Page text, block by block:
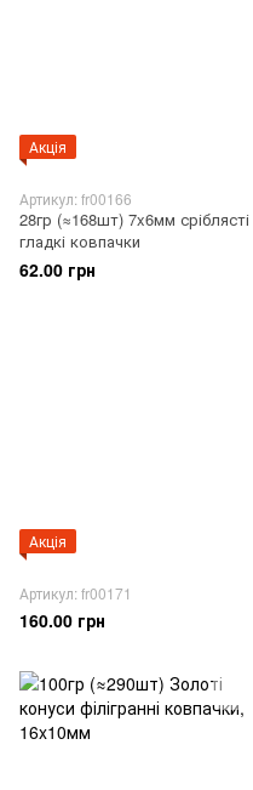
Акція
Артикул: fr00166
28гр (≈168шт) 7x6мм сріблясті
гладкі ковпачки
62.00 грн
Акція
Артикул: fr00171
160.00 грн